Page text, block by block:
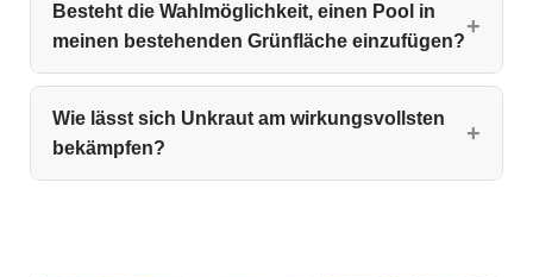
Besteht die Wahlmöglichkeit, einen Pool in
meinen bestehenden Grünfläche einzufügen?
Wie lässt sich Unkraut am wirkungsvollsten
bekämpfen?